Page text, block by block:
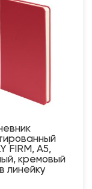
FIRM, А5,
кремовый
линейку